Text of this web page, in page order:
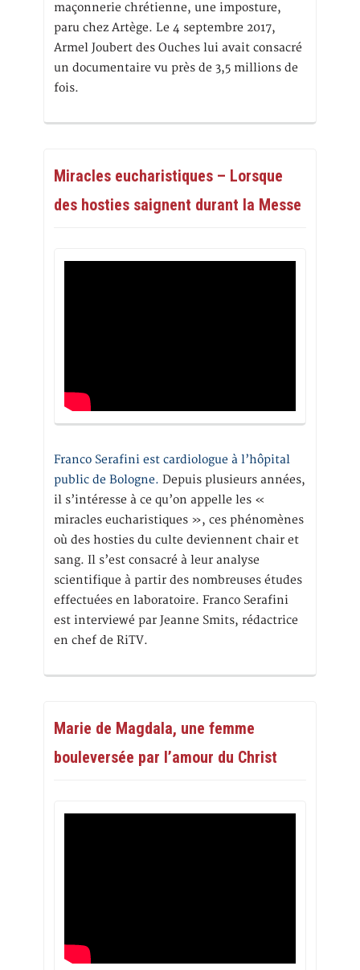
maçonnerie chrétienne, une imposture,
paru chez Artège. Le 4 septembre 2017,
Armel Joubert des Ouches lui avait consacré
un documentaire vu près de 3,5 millions de
fois.
Miracles eucharistiques – Lorsque
des hosties saignent durant la Messe
Franco Serafini est cardiologue à l’hôpital
public de Bologne. Depuis plusieurs années,
il s’intéresse à ce qu’on appelle les «
miracles eucharistiques », ces phénomènes
où des hosties du culte deviennent chair et
sang. Il s’est consacré à leur analyse
scientifique à partir des nombreuses études
effectuées en laboratoire. Franco Serafini
est interviewé par Jeanne Smits, rédactrice
en chef de RiTV.
Marie de Magdala, une femme
bouleversée par l’amour du Christ